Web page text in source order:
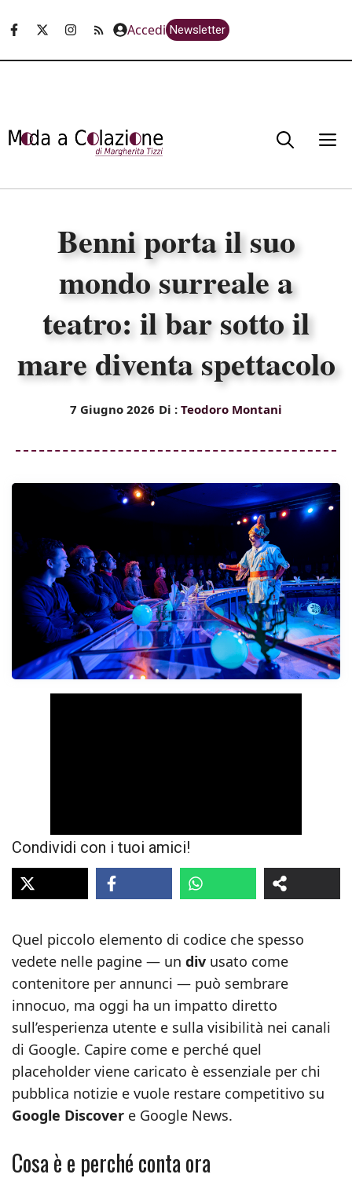
Accedi Newsletter
Benni porta il suo
mondo surreale a
teatro: il bar sotto il
mare diventa spettacolo
7 Giugno 2026 Di : Teodoro Montani
Condividi con i tuoi amici!
Quel piccolo elemento di codice che spesso
vedete nelle pagine — un div usato come
contenitore per annunci — può sembrare
innocuo, ma oggi ha un impatto diretto
sull’esperienza utente e sulla visibilità nei canali
di Google. Capire come e perché quel
placeholder viene caricato è essenziale per chi
pubblica notizie e vuole restare competitivo su
Google Discover e Google News.
Cosa è e perché conta ora